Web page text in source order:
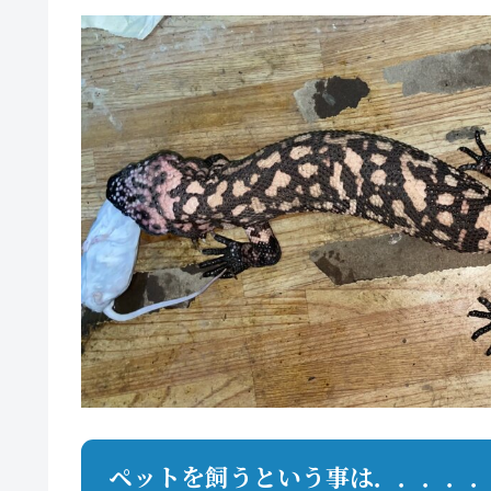
ペットを飼うという事は．．．．